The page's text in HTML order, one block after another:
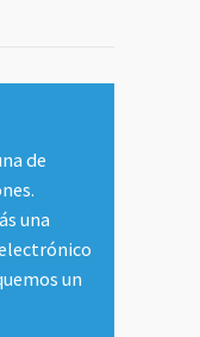
de
una
un